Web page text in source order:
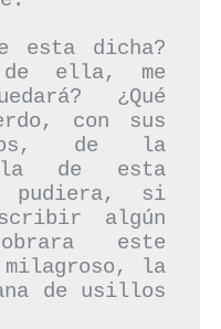
de ella, me
¿Qué
con sus
de la
de esta
pudiera, si
algún
este
la
de usillos